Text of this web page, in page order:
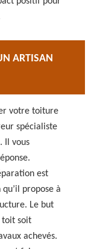
ARTISAN
votre toiture
spécialiste
Il vous
est
propose à
Le but
toit soit
achevés.